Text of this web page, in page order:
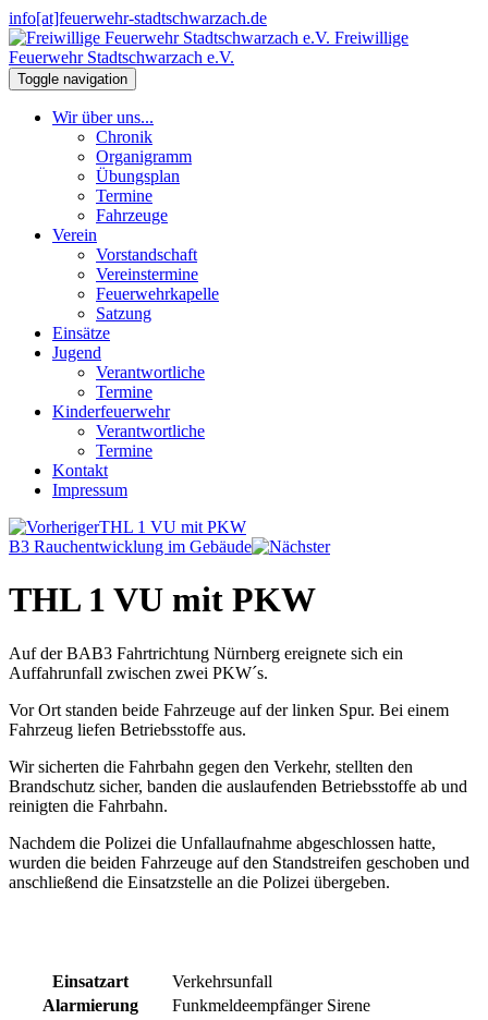
info[at]feuerwehr-stadtschwarzach.de
Freiwillige
Feuerwehr Stadtschwarzach e.V.
Toggle navigation
Wir über uns...
Chronik
Organigramm
Übungsplan
Termine
Fahrzeuge
Verein
Vorstandschaft
Vereinstermine
Feuerwehrkapelle
Satzung
Einsätze
Jugend
Verantwortliche
Termine
Kinderfeuerwehr
Verantwortliche
Termine
Kontakt
Impressum
THL 1 VU mit PKW
B3 Rauchentwicklung im Gebäude
THL 1 VU mit PKW
Auf der BAB3 Fahrtrichtung Nürnberg ereignete sich ein
Auffahrunfall zwischen zwei PKW´s.
Vor Ort standen beide Fahrzeuge auf der linken Spur. Bei einem
Fahrzeug liefen Betriebsstoffe aus.
Wir sicherten die Fahrbahn gegen den Verkehr, stellten den
Brandschutz sicher, banden die auslaufenden Betriebsstoffe ab und
reinigten die Fahrbahn.
Nachdem die Polizei die Unfallaufnahme abgeschlossen hatte,
wurden die beiden Fahrzeuge auf den Standstreifen geschoben und
anschließend die Einsatzstelle an die Polizei übergeben.
Einsatzart
Verkehrsunfall
Alarmierung
Funkmeldeempfänger Sirene